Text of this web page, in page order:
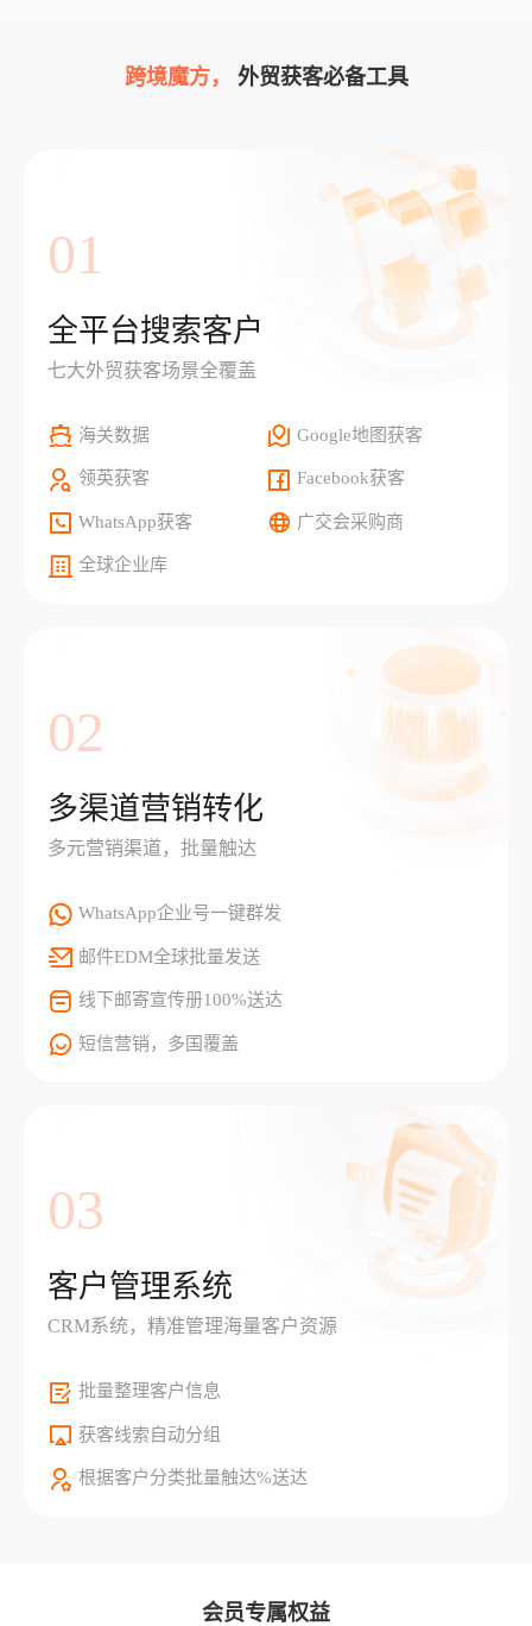
跨境魔方， 外贸获客必备工具
01
全平台搜索客户
七大外贸获客场景全覆盖
海关数据 Google地图获客
领英获客 Facebook获客
WhatsApp获客 广交会采购商
全球企业库
02
多渠道营销转化
多元营销渠道，批量触达
WhatsApp企业号一键群发
邮件EDM全球批量发送
线下邮寄宣传册100%送达
短信营销，多国覆盖
03
客户管理系统
CRM系统，精准管理海量客户资源
批量整理客户信息
获客线索自动分组
根据客户分类批量触达%送达
会员专属权益